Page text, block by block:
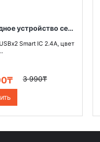
Зарядное устройство сетевое Olmio USBx2 Smart IC 2.4A, цвет белый
Smart IC 2.4A, цвет
3 990₸